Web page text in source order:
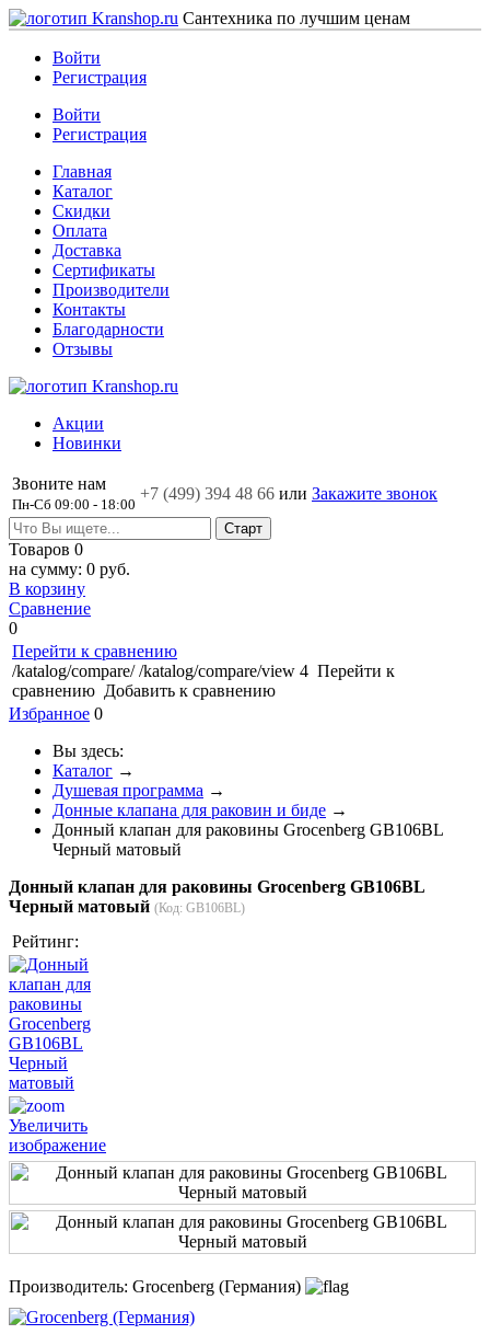
Сантехника по лучшим ценам
Войти
Регистрация
Войти
Регистрация
Главная
Каталог
Скидки
Оплата
Доставка
Сертификаты
Производители
Контакты
Благодарности
Отзывы
Акции
Новинки
Звоните нам
Пн-Сб 09:00 - 18:00
+7 (499) 394 48 66 или Закажите звонок
Товаров 0
на сумму: 0 руб.
В корзину
Сравнение
0
Перейти к сравнению
/katalog/compare/ /katalog/compare/view 4 Перейти к
сравнению Добавить к сравнению
Избранное 0
Вы здесь:
Каталог →
Душевая программа →
Донные клапана для раковин и биде →
Донный клапан для раковины Grocenberg GB106BL
Черный матовый
Донный клапан для раковины Grocenberg GB106BL
Черный матовый (Код: GB106BL)
Рейтинг:
Увеличить
изображение
Производитель: Grocenberg (Германия)